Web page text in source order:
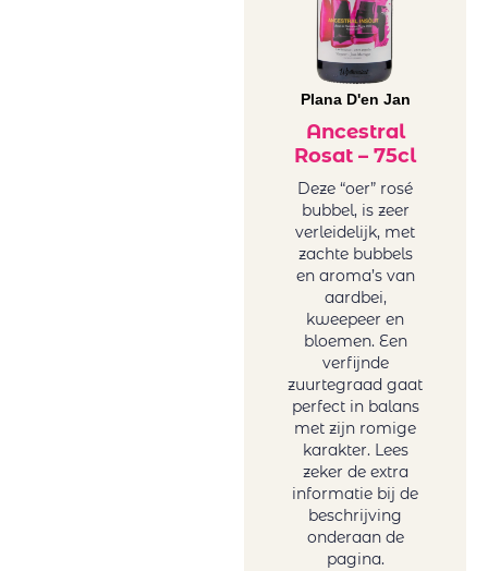
Plana D'en Jan
Ancestral
Rosat – 75cl
Deze “oer” rosé
bubbel, is zeer
verleidelijk, met
zachte bubbels
en aroma’s van
aardbei,
kweepeer en
bloemen. Een
verfijnde
zuurtegraad gaat
perfect in balans
met zijn romige
karakter. Lees
zeker de extra
informatie bij de
beschrijving
onderaan de
pagina.